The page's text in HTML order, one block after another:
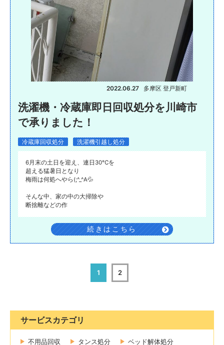
2022.06.27 多摩区 登戸新町
洗濯機・冷蔵庫即日回収処分を川崎市
で承りました！
冷蔵庫回収処分 洗濯機引越し処分
6月末の土日を迎え、連日30℃を
超える猛暑日となり
梅雨は何処へやら(;^_^A💦
そんな中、家の中の大掃除や
断捨離などの作
続きはこちら
1 2
サービスカテゴリ
不用品回収 タンス処分 ベッド解体処分